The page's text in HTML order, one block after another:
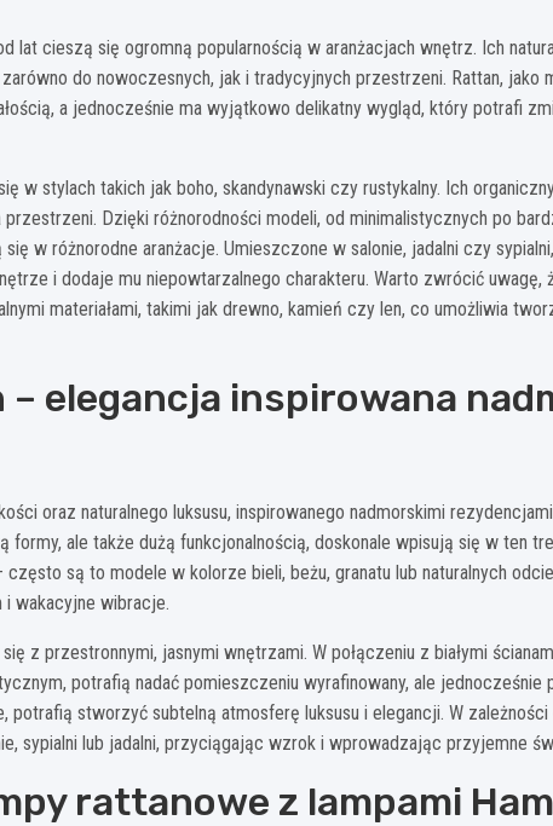
lat cieszą się ogromną popularnością w aranżacjach wnętrz. Ich
do nowoczesnych, jak i tradycyjnych przestrzeni. Rattan, jako
a jednocześnie ma wyjątkowo delikatny wygląd, który potrafi
w stylach takich jak boho, skandynawski czy rustykalny. Ich
Dzięki różnorodności modeli, od minimalistycznych po
w różnorodne aranżacje. Umieszczone w salonie, jadalni czy
i dodaje mu niepowtarzalnego charakteru. Warto zwrócić uwagę,
materiałami, takimi jak drewno, kamień czy len, co umożliwia
– elegancja inspirowana
oraz naturalnego luksusu, inspirowanego nadmorskimi
formy, ale także dużą funkcjonalnością, doskonale wpisują się w ten
są to modele w kolorze bieli, beżu, granatu lub naturalnych
wakacyjne wibracje.
z przestronnymi, jasnymi wnętrzami. W połączeniu z białymi
potrafią nadać pomieszczeniu wyrafinowany, ale jednocześnie
potrafią stworzyć subtelną atmosferę luksusu i elegancji. W
sypialni lub jadalni, przyciągając wzrok i wprowadzając przyjemne
rattanowe z lampami